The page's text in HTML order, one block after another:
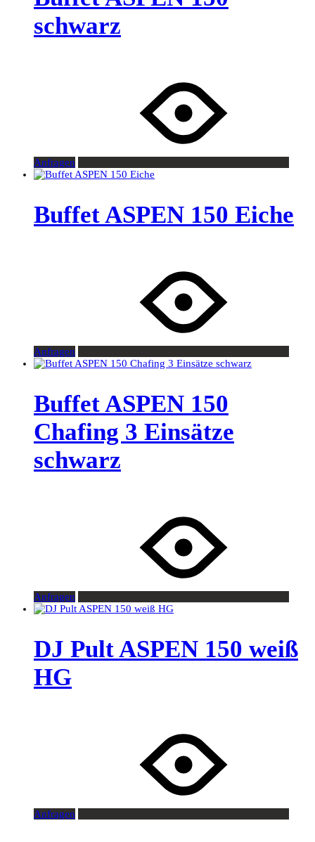
schwarz
Anfragen
Buffet ASPEN 150 Eiche
Anfragen
Buffet ASPEN 150
Chafing 3 Einsätze
schwarz
Anfragen
DJ Pult ASPEN 150 weiß
HG
Anfragen